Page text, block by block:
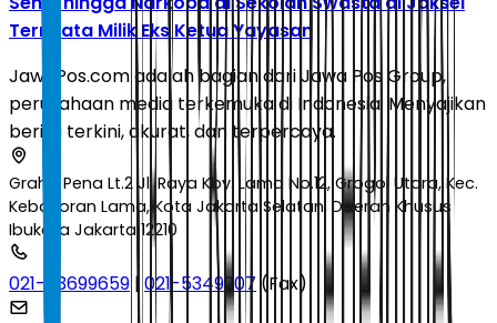
Ternyata Milik Eks Ketua Yayasan
JawaPos.com adalah bagian dari Jawa Pos Group,
perusahaan media terkemuka di Indonesia. Menyajikan
berita terkini, akurat, dan terpercaya.
Graha Pena Lt.2 Jl. Raya Kby. Lama No.12, Grogol Utara, Kec.
Kebayoran Lama, Kota Jakarta Selatan, Daerah Khusus
Ibukota Jakarta 12210
021-53699659 | 021-5349207 (Fax)